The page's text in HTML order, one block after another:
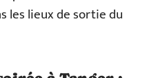
les lieux de sortie du